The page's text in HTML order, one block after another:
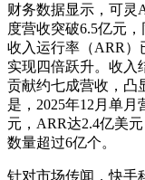
财务数据显示，可灵
度营收突破6.5亿元
收入运行率（ARR）
实现四倍跃升。收入
贡献约七成营收，凸
是，2025年12月单
元，ARR达2.4亿美
数量超过6亿个。
针对市场传闻，快手